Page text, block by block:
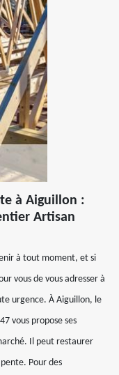
à Aiguillon :
Artisan
à tout moment, et si
vous de vous adresser à
urgence. À Aiguillon, le
vous propose ses
Il peut restaurer
Pour des